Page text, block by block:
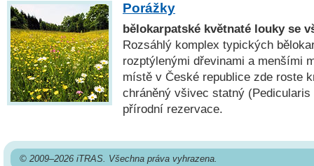
Porážky
bělokarpatské květnaté louky se
Rozsáhlý komplex typických
rozptýlenými dřevinami a menšími
místě v České republice zde roste
chráněný všivec statný
přírodní rezervace.
© 2009–2026 iTRAS. Všechna práva vyhrazena.